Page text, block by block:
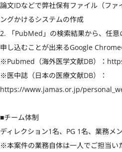
論文IDなどで弊社保有ファイル（フ
ングかけるシステムの作成
2. 「PubMed」の検索結果から、任
申し込むことが出来るGoogle
※Pubmed（海外医学文献DB）：
※医中誌（日本の医療文献DB）：
https://www.jamas.or.jp/
■チーム体制
ディレクション1名、PG 1名、業務メ
※本案件の業務自体は一人でご担当い